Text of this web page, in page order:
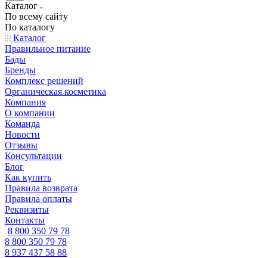
Каталог
По всему сайту
По каталогу
Каталог
Правильное питание
Бады
Бренды
Комплекс решений
Органическая косметика
Компания
О компании
Команда
Новости
Отзывы
Консультации
Блог
Как купить
Правила возврата
Правила оплаты
Реквизиты
Контакты
8 800 350 79 78
8 800 350 79 78
8 937 437 58 88